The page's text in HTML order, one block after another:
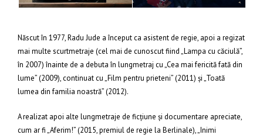
Născut în 1977, Radu Jude a început ca asistent de regie, apoi a regizat
mai multe scurtmetraje (cel mai de cunoscut fiind „Lampa cu căciulă”,
în 2007) înainte de a debuta în lungmetraj cu „Cea mai fericită fată din
lume” (2009), continuat cu „Film pentru prieteni” (2011) şi „Toată
lumea din familia noastră” (2012).
A realizat apoi alte lungmetraje de ficţiune şi documentare apreciate,
cum ar fi „Aferim!” (2015, premiul de regie la Berlinale), „Inimi